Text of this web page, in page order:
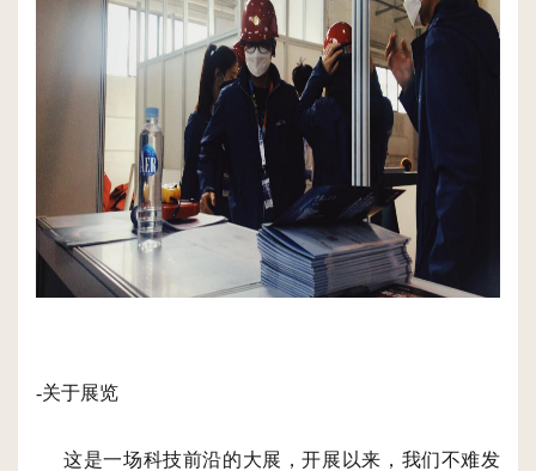
-关于展览
这是一场科技前沿的大展，开展以来，我们不难发